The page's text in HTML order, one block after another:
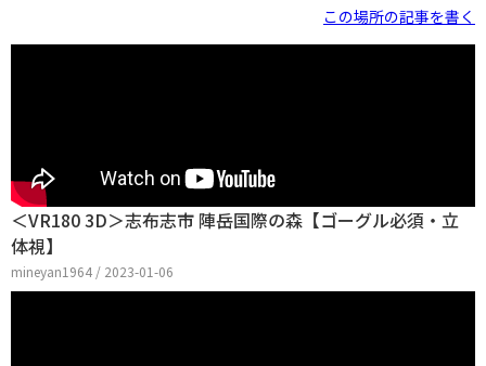
この場所の記事を書く
＜VR180 3D＞志布志市 陣岳国際の森【ゴーグル必須・立
体視】
mineyan1964 / 2023-01-06